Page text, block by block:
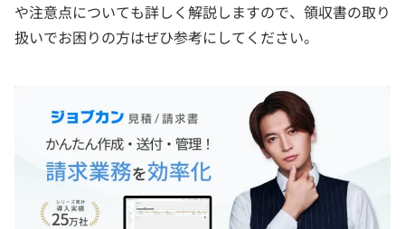
や注意点についても詳しく解説しますので、領収書の取り
扱いでお困りの方はぜひ参考にしてください。